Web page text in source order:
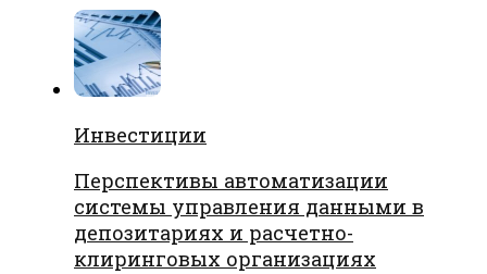
Инвестиции
Перспективы автоматизации
системы управления данными в
депозитариях и расчетно-
клиринговых организациях